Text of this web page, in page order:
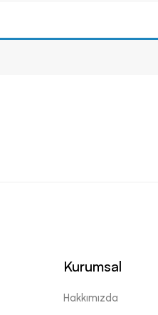
Kurumsal
Hakkımızda